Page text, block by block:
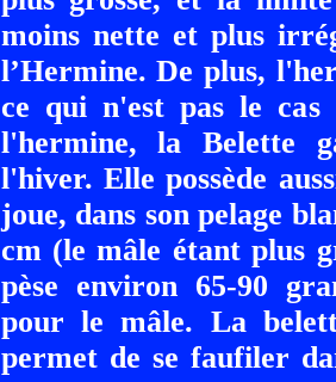
moins nette et plus
l’Hermine. De plus,
ce qui n'est pas le
l'hermine, la Belette
l'hiver. Elle possède
joue, dans son pelage
cm (le mâle étant plus
pèse environ 65-90
pour le mâle. La
permet de se faufiler